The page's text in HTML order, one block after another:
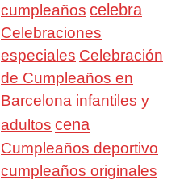
cumpleaños celebra
Celebraciones
especiales Celebración
de Cumpleaños en
Barcelona infantiles y
adultos cena
Cumpleaños deportivo
cumpleaños originales